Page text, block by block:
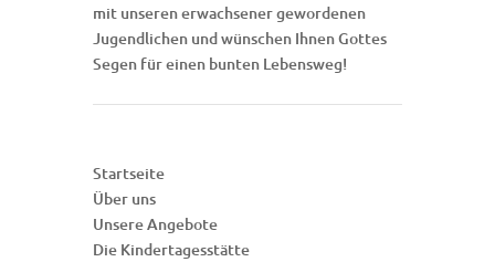
mit unseren erwachsener gewordenen
Jugendlichen und wünschen Ihnen Gottes
Segen für einen bunten Lebensweg!
Startseite
Über uns
Unsere Angebote
Die Kindertagesstätte